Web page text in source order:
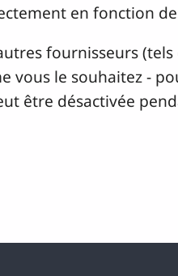
en fonction
fournisseurs
vous le souhaitez -
être désactivée